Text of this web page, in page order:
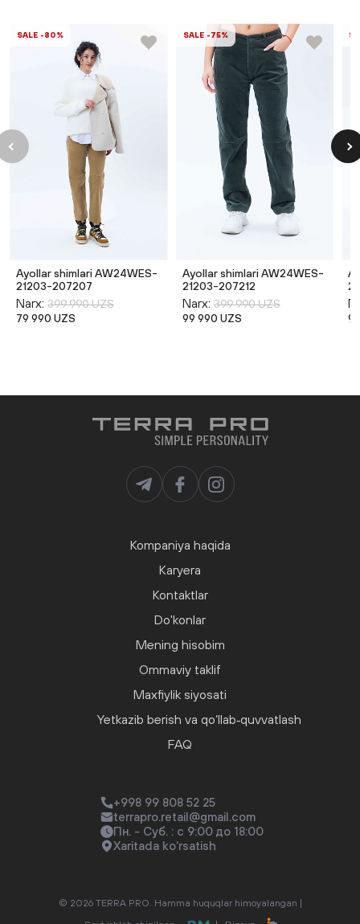
SALE -80%
Ayollar shimlari AW24WES-
21203-207207
Narx: 399 990 UZS
79 990 UZS
SALE -75%
Ayollar shimlari AW24WES-
21203-207212
Narx: 399 990 UZS
99 990 UZS
Kompaniya haqida
Karyera
Kontaktlar
Do'konlar
Mening hisobim
Ommaviy taklif
Maxfiylik siyosati
Yetkazib berish va qo‘llab‑quvvatlash
FAQ
+998 99 808 52 25
terrapro.retail@gmail.com
Пн. - Суб. : с 9:00 до 18:00
Xaritada ko'rsatish
© 2026 TERRA PRO. Hamma huquqlar himoyalangan |